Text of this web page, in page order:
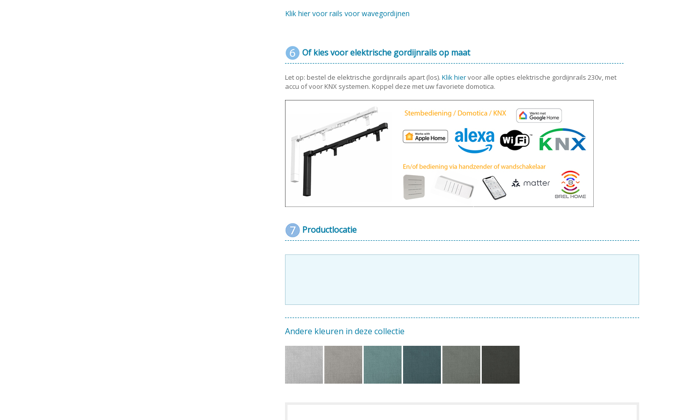
Klik hier voor rails voor wavegordijnen
Of kies voor elektrische gordijnrails op maat
Let op: bestel de elektrische gordijnrails apart (los). Klik hiervoor alle opties elektrische gordijnrails 230v, met
accu of voor KNX systemen. Koppel deze met uw favoriete domotica.
Productlocatie
Andere kleuren in deze collectie